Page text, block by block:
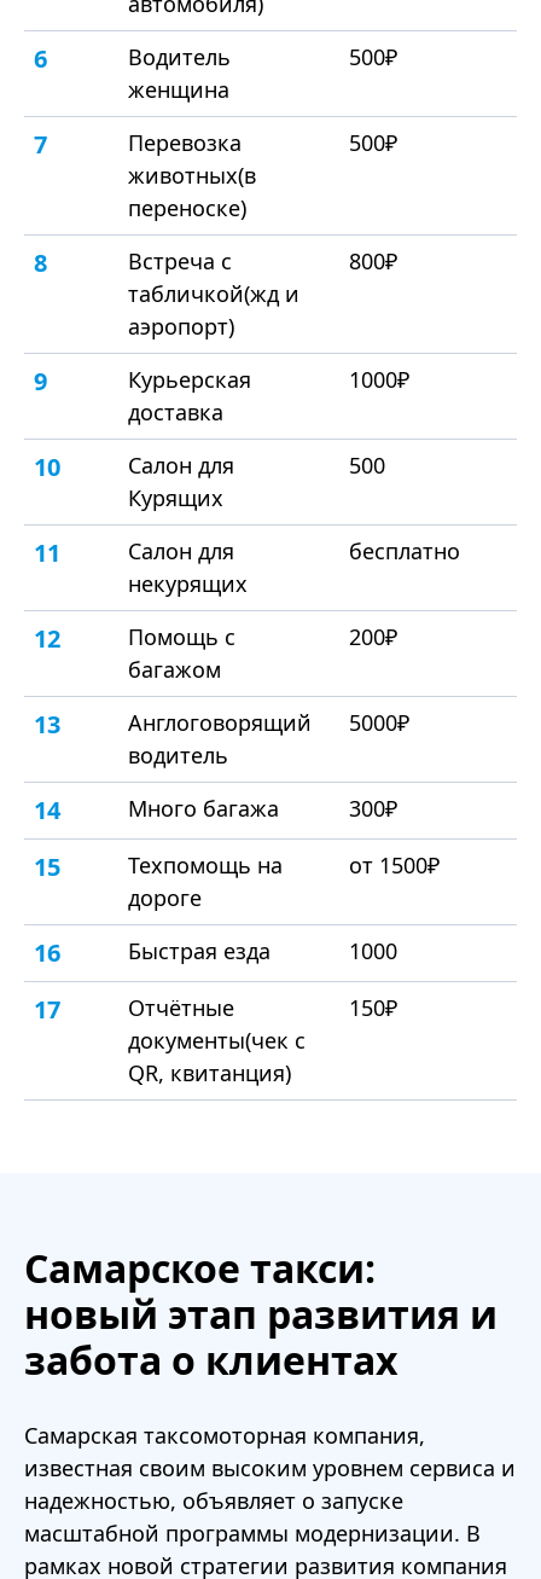
6
Водитель
женщина
500₽
7
Перевозка
животных(в
переноске)
500₽
8
Встреча с
табличкой(жд и
аэропорт)
800₽
9
Курьерская
доставка
1000₽
10
Салон для
Курящих
500
11
Салон для
некурящих
бесплатно
12
Помощь с
багажом
200₽
13
Англоговорящий
водитель
5000₽
14 Много багажа 300₽
15
Техпомощь на
дороге
от 1500₽
16 Быстрая езда 1000
17
Отчётные
документы(чек с
QR, квитанция)
150₽
Самарское такси:
новый этап развития и
забота о клиентах
Самарская таксомоторная компания,
известная своим высоким уровнем сервиса и
надежностью, объявляет о запуске
масштабной программы модернизации. В
рамках новой стратегии развития компания